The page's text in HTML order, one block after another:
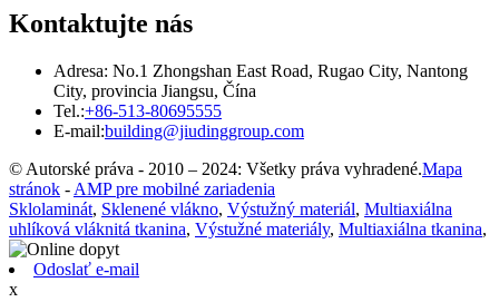
Kontaktujte nás
Adresa: No.1 Zhongshan East Road, Rugao City, Nantong
City, provincia Jiangsu, Čína
Tel.:+86-513-80695555
E-mail:building@jiudinggroup.com
© Autorské práva - 2010 – 2024: Všetky práva vyhradené.Mapa
stránok - AMP pre mobilné zariadenia
Sklolaminát, Sklenené vlákno, Výstužný materiál, Multiaxiálna
uhlíková vláknitá tkanina, Výstužné materiály, Multiaxiálna tkanina,
Odoslať e-mail
x